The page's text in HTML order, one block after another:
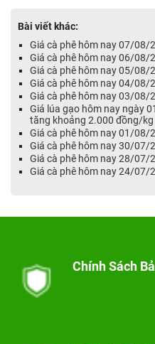
Bài viết khác:
Giá cà phê hôm nay 07/08/
Giá cà phê hôm nay 06/08/
Giá cà phê hôm nay 05/08/
Giá cà phê hôm nay 04/08/
Giá cà phê hôm nay 03/08/
Giá lúa gạo hôm nay ngày
tăng khoảng 2.000 đồng/kg
Giá cà phê hôm nay 01/08/
Giá cà phê hôm nay 30/07/
Giá cà phê hôm nay 28/07/
Giá cà phê hôm nay 24/07/
Chính Sách